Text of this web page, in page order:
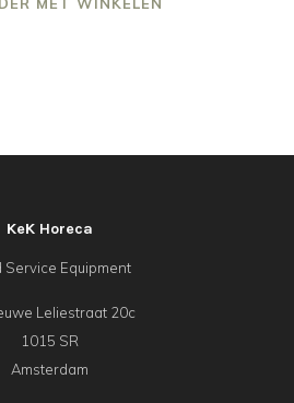
KeK Horeca
Service Equipment
Leliestraat 20c
1015 SR
Amsterdam